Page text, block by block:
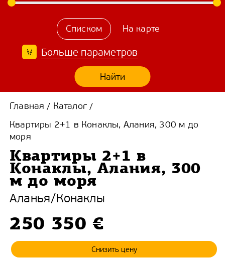
Списком На карте
Найти
Больше параметров
Главная / Каталог /
Квартиры 2+1 в Конаклы, Алания, 300 м до
моря
Квартиры 2+1 в
Конаклы, Алания, 300
м до моря
Аланья/Конаклы
250 350 €
Снизить цену